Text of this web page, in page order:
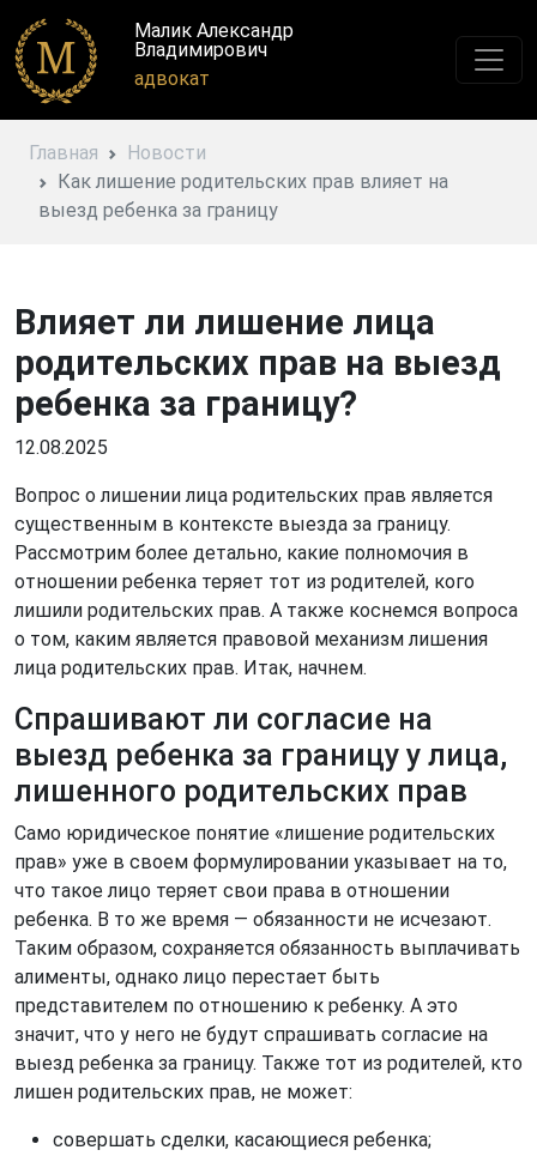
Малик Александр
Владимирович
адвокат
Главная
Новости
Как лишение родительских прав влияет на
выезд ребенка за границу
Влияет ли лишение лица
родительских прав на выезд
ребенка за границу?
12.08.2025
Вопрос о лишении лица родительских прав является
существенным в контексте выезда за границу.
Рассмотрим более детально, какие полномочия в
отношении ребенка теряет тот из родителей, кого
лишили родительских прав. А также коснемся вопроса
о том, каким является правовой механизм лишения
лица родительских прав. Итак, начнем.
Спрашивают ли согласие на
выезд ребенка за границу у лица,
лишенного родительских прав
Само юридическое понятие «лишение родительских
прав» уже в своем формулировании указывает на то,
что такое лицо теряет свои права в отношении
ребенка. В то же время — обязанности не исчезают.
Таким образом, сохраняется обязанность выплачивать
алименты, однако лицо перестает быть
представителем по отношению к ребенку. А это
значит, что у него не будут спрашивать согласие на
выезд ребенка за границу. Также тот из родителей, кто
лишен родительских прав, не может:
совершать сделки, касающиеся ребенка;